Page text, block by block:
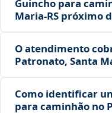
Guincho para
Maria‑RS próximo
O atendimento
Patronato, Santa
Como identificar
para caminhão no